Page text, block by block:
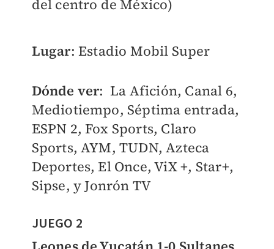
del centro de México)
Lugar: Estadio Mobil Super
Dónde ver: La Afición, Canal 6,
Mediotiempo, Séptima entrada,
ESPN 2, Fox Sports, Claro
Sports, AYM, TUDN, Azteca
Deportes, El Once, ViX +, Star+,
Sipse, y Jonrón TV
JUEGO 2